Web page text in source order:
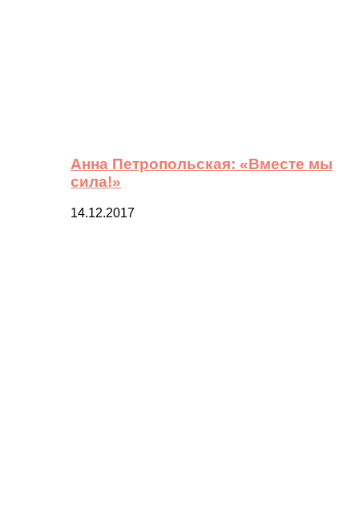
Анна Петропольская: «Вместе мы
сила!»
14.12.2017